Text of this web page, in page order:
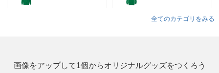
全てのカテゴリをみる
画像をアップして1個からオリジナルグッズをつくろう